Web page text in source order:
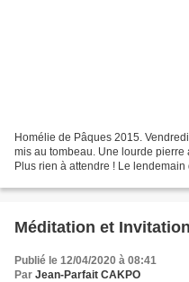
Homélie de Pâques 2015.
mis au tombeau. Une lourde pierre
Plus rien à attendre ! Le lendemain
Méditation et
Publié le 12/04/2020 à 08:41
Par Jean-Parfait CAKPO